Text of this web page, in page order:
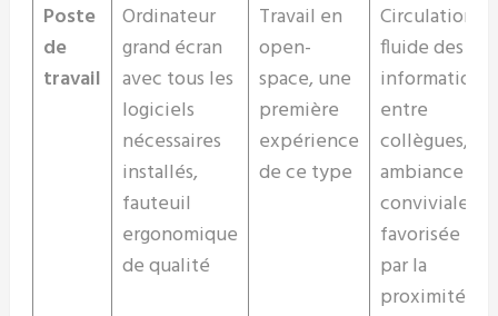
Poste
de
travail
Ordinateur
grand écran
avec tous les
logiciels
nécessaires
installés,
fauteuil
ergonomique
de qualité
Travail en
open-
space, une
première
expérience
de ce type
Circulation
fluide des
informations
entre
collègues,
ambiance
conviviale
favorisée
par la
proximité